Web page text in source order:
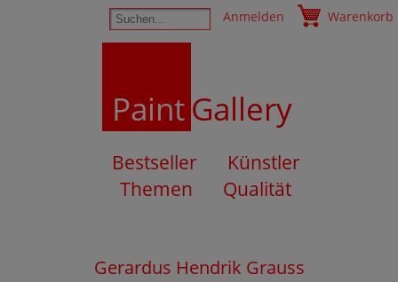
Anmelden Warenkorb
PaintGallery
Bestseller
Künstler
Themen
Qualität
Gerardus Hendrik Grauss